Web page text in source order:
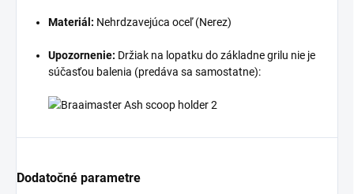
Materiál: Nehrdzavejúca oceľ (Nerez)
Upozornenie: Držiak na lopatku do základne grilu nie je
súčasťou balenia (predáva sa samostatne):
Dodatočné parametre